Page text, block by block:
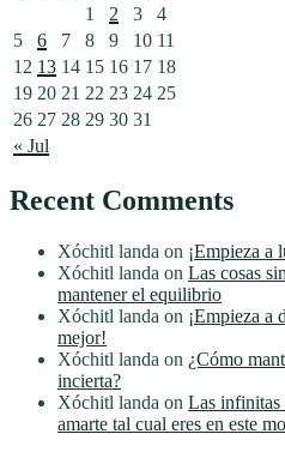
« Jul
1 2 3
4
5
6 7 8 9 10 11
12 13 14 15 16 17 18
19 20 21 22 23 24 25
26 27 28 29 30 31
Recent Comments
Xóchitl landa on ¡Empieza a
Xóchitl landa on Las cosas
mantener el equilibrio
Xóchitl landa on ¡Empieza a
mejor!
Xóchitl landa on ¿Cómo
incierta?
Xóchitl landa on Las infinitas
amarte tal cual eres en este